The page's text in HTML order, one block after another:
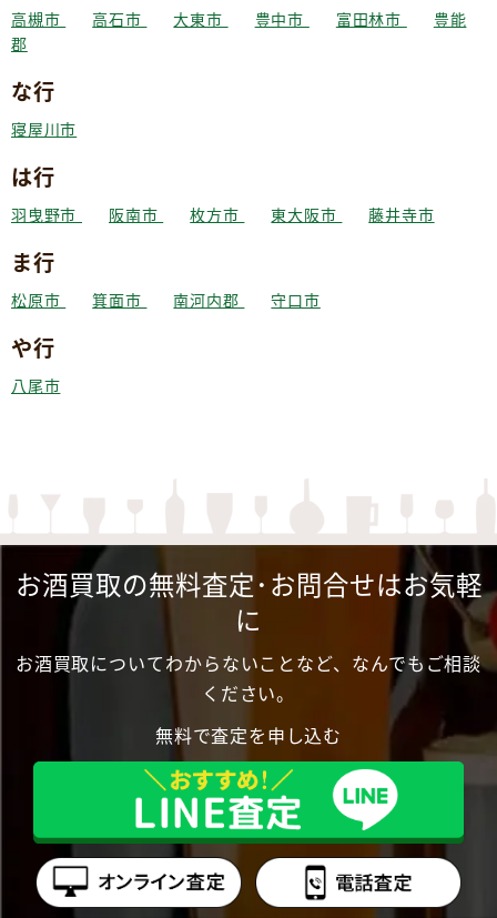
高槻市 高石市 大東市 豊中市 富田林市
豊能
郡
な行
寝屋川市
は行
羽曳野市 阪南市 枚方市 東大阪市 藤井寺市
ま行
松原市 箕面市 南河内郡 守口市
や行
八尾市
お酒買取の無料査定･お問合せはお気軽
に
お酒買取についてわからないことなど、なんでもご相談
ください。
無料で査定を申し込む